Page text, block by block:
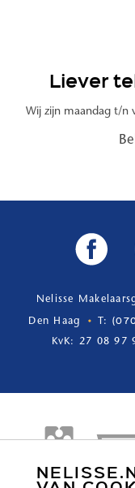
Liever
Wij zijn maandag t/n
Bel
Nelisse
Den Haag T:
KvK: 27 08 97